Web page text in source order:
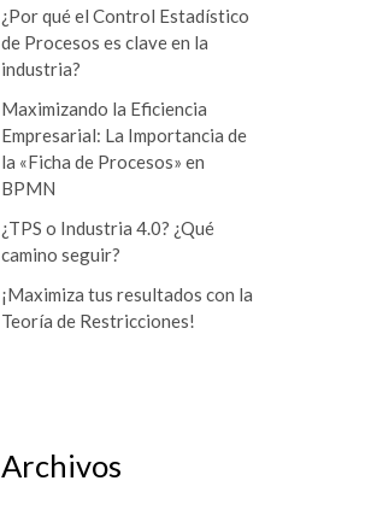
r
:
¿Por qué el Control Estadístico
de Procesos es clave en la
industria?
Maximizando la Eficiencia
Empresarial: La Importancia de
la «Ficha de Procesos» en
BPMN
¿TPS o Industria 4.0? ¿Qué
camino seguir?
¡Maximiza tus resultados con la
Teoría de Restricciones!
Archivos